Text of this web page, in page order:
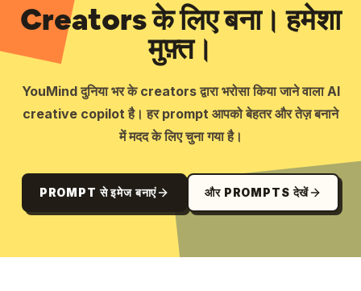
Creators के लिए बना। हमेशा
मुफ़्त।
YouMind दुनिया भर के creators द्वारा भरोसा किया जाने वाला AI
creative copilot है। हर prompt आपको बेहतर और तेज़ बनाने
में मदद के लिए चुना गया है।
PROMPT से इमेज बनाएं और PROMPTS देखें